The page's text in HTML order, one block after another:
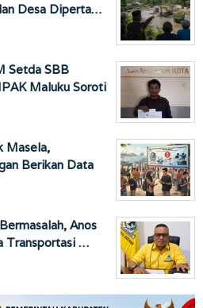
Desa Diperta…
Setda SBB
Maluku Soroti
Masela,
Berikan Data
Anos
Transportasi …